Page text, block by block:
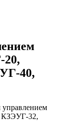
40,